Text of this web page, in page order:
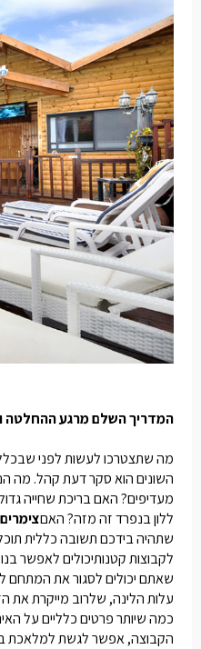
המדריך השלם מרגע ההחלטה
מה שתצטרכו לעשות לפני
השונים הוא סקר דעת קהל. מה
מעדיפים? האם בריכת שחייה
ללון בנפרד זה מזה? האם
שתהיה בידכם תשובה כללית
לקבוצות קטנותיכולים לאפשר
שאתם יכולים לסגור את המתחם
עלות הלינה, שלרוב מייקרת את
כמה שיותר פרטים כלליים על
הקבוצה, אפשר לגשת למלאכת